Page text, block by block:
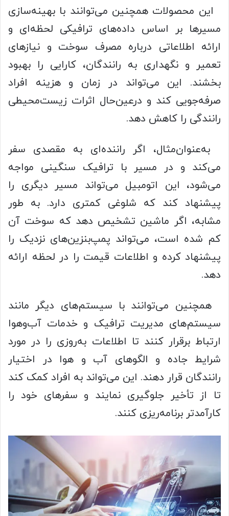
این محصولات همچنین می‌توانند با بهینه‌سازی
مسیرها بر اساس داده‌های ترافیکی لحظه‌ای و
ارائه اطلاعاتی درباره مصرف سوخت و نیازهای
تعمیر و نگهداری به رانندگان، کارایی را بهبود
بخشند. این می‌تواند در زمان و هزینه افراد
صرفه‌جویی کند و درعین‌حال اثرات زیست‌محیطی
رانندگی را کاهش دهد.
به‌عنوان‌مثال، اگر راننده‌ای به مقصدی سفر
می‌کند و در مسیر با ترافیک سنگینی مواجه
می‌شود، این اتومبیل می‌تواند مسیر دیگری را
پیشنهاد کند که شلوغی کمتری دارد. به طور
مشابه، اگر ماشین تشخیص دهد که سوخت آن
کم شده است، می‌تواند پمپ‌بنزین‌های نزدیک را
پیشنهاد کرده و اطلاعات قیمت را در لحظه ارائه
دهد.
همچنین می‌توانند با سیستم‌های دیگر مانند
سیستم‌های مدیریت ترافیک و خدمات آب‌وهوا
ارتباط برقرار کنند تا اطلاعات به‌روزی را در مورد
شرایط جاده و الگوهای آب‌ و هوا در اختیار
رانندگان قرار دهند. این می‌تواند به افراد کمک کند
تا از تأخیر جلوگیری نمایند و سفرهای خود را
کارآمدتر برنامه‌ریزی کنند.